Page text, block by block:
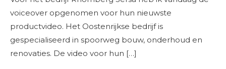
voiceover opgenomen voor hun nieuwste
productvideo. Het Oostenrijkse bedrijf is
gespecialiseerd in spoorweg bouw, onderhoud en
renovaties. De video voor hun […]
Sersa
voiceover
opgenomen